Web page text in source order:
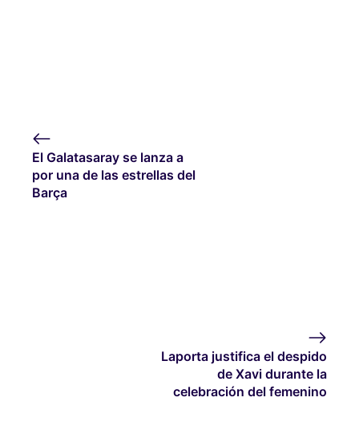
El Galatasaray se lanza a
por una de las estrellas del
Barça
Laporta justifica el despido
de Xavi durante la
celebración del femenino